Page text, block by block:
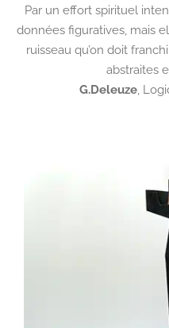
Par un effort spirituel
données figuratives, mais
ruisseau qu’on doit
abstraites
G.Deleuze